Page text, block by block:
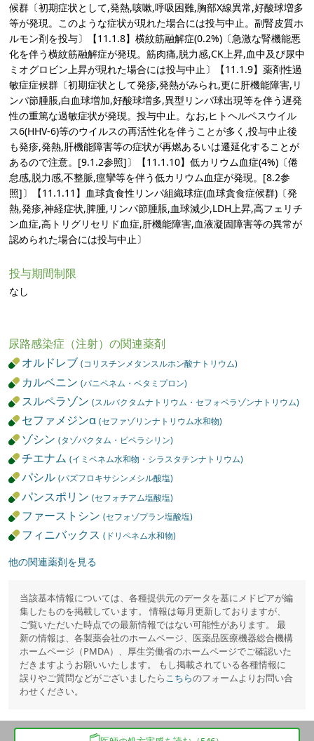
候群〔初期症状として,発熱,咳嗽,呼吸困難,胸部X線異常,好酸球増多
等が発現。このような症状が現れた場合には投与中止。副腎皮質ホ
ルモン剤を投与〕【11.1.8】横紋筋融解症(0.2%)〔急激な腎機能悪
化を伴う横紋筋融解症が発現。筋肉痛,脱力感,CK上昇,血中及び尿中
ミオグロビン上昇が現れた場合には投与中止〕【11.1.9】薬剤性過
敏症症候群〔初期症状として発疹,発熱がみられ,更に肝機能障害,リ
ンパ節腫脹,白血球増加,好酸球増多,異型リンパ球出現等を伴う遅発
性の重篤な過敏症状が発現。投与中止。なお,ヒトヘルペスウイル
ス6(HHV-6)等のウイルスの再活性化を伴うことが多く,投与中止後
も発疹,発熱,肝機能障害等の症状が再燃あるいは遷延化することが
あるので注意。[9.1.2参照]〕【11.1.10】低カリウム血症(4%)〔倦
怠感,脱力感,不整脈,痙攣等を伴う低カリウム血症が発現。[8.2参
照]〕【11.1.11】血球貪食性リンパ組織球症(血球貪食症候群)〔発
熱,発疹,神経症状,脾腫,リンパ節腫脹,血球減少,LDH上昇,高フェリチ
ン血症,高トリグリセリド血症,肝機能障害,血液凝固障害等の異常が
認められた場合には投与中止〕
投与期間制限
なし
尿路感染症（注射）の関連薬剤
オルドレブ(コリスチンメタンスルホン酸ナトリウム)
カルベニン(パニペネム・ベタミプロン)
スルペラゾン(スルバクタムナトリウム・セフォペラゾンナトリウム)
セファメジンα(セファゾリンナトリウム水和物)
ゾシン(タゾバクタム・ピペラシリン)
チエナム(イミペネム水和物・シラスタチンナトリウム)
パシル(パズフロキサシンメシル酸塩)
パンスポリン(セフォチアム塩酸塩)
ファーストシン(セフォゾプラン塩酸塩)
フィニバックス(ドリペネム水和物)
他の関連薬剤を見る
当該基本情報については、各種提供元のデータを基にメドピアが編
集したものを掲載しています。 情報は毎月更新しておりますが、
ご覧いただいた時点での最新情報ではない可能性があります。 最
新の情報は、各製薬会社のホームページ、医薬品医療機器総合機構
ホームページ（PMDA）、厚生労働省のホームページでご確認いた
だきますようお願いいたします。 もし掲載されている各種情報に
誤りやご質問などがございましたらこちらのフォームよりお問い合
わせください。